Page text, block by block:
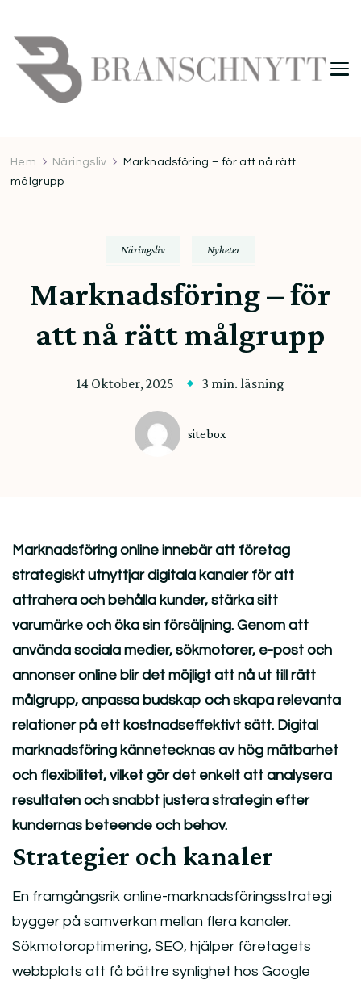
Hem Näringsliv
Marknadsföring – för att nå rätt
målgrupp
Näringsliv Nyheter
Marknadsföring – för
att nå rätt målgrupp
14 Oktober, 2025 3 min. läsning
sitebox
Marknadsföring online innebär att företag
strategiskt utnyttjar digitala kanaler för att
attrahera och behålla kunder, stärka sitt
varumärke och öka sin försäljning. Genom att
använda sociala medier, sökmotorer, e-post och
annonser online blir det möjligt att nå ut till rätt
målgrupp, anpassa budskap och skapa relevanta
relationer på ett kostnadseffektivt sätt. Digital
marknadsföring kännetecknas av hög mätbarhet
och flexibilitet, vilket gör det enkelt att analysera
resultaten och snabbt justera strategin efter
kundernas beteende och behov.
Strategier och kanaler
En framgångsrik online-marknadsföringsstrategi
bygger på samverkan mellan flera kanaler.
Sökmotoroptimering, SEO, hjälper företagets
webbplats att få bättre synlighet hos Google